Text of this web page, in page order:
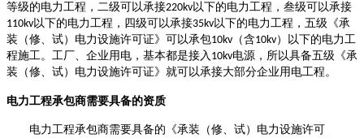
等级的电力工程，二级可以承接220kv以下的电力工程，叁级可以承接
110kv以下的电力工程，四级可以承接35kv以下的电力工程，五级《承
装（修、试）电力设施许可证》可以承包10kv （含10kv）以下的电力工
程施工。工厂、企业用电，基本都是接入 10kv电源，所以具备五级《承
装（修、试）电力设施许可证》就可以承接大部分企业用电工程。
电力工程承包商需要具备的资质
电力工程承包商需要具备的《承装（修、试）电力设施许可